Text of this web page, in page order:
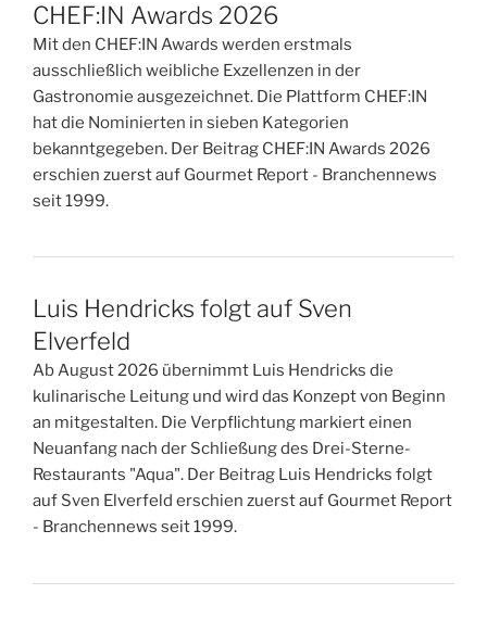
CHEF:IN Awards 2026
Mit den CHEF:IN Awards werden erstmals
ausschließlich weibliche Exzellenzen in der
Gastronomie ausgezeichnet. Die Plattform CHEF:IN
hat die Nominierten in sieben Kategorien
bekanntgegeben. Der Beitrag CHEF:IN Awards 2026
erschien zuerst auf Gourmet Report - Branchennews
seit 1999.
Luis Hendricks folgt auf Sven
Elverfeld
Ab August 2026 übernimmt Luis Hendricks die
kulinarische Leitung und wird das Konzept von Beginn
an mitgestalten. Die Verpflichtung markiert einen
Neuanfang nach der Schließung des Drei-Sterne-
Restaurants "Aqua". Der Beitrag Luis Hendricks folgt
auf Sven Elverfeld erschien zuerst auf Gourmet Report
- Branchennews seit 1999.